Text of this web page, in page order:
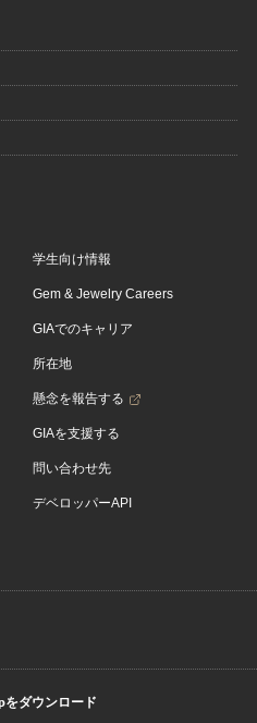
学生向け情報
Gem & Jewelry Careers
GIAでのキャリア
所在地
懸念を報告する
GIAを支援する
問い合わせ先
デベロッパーAPI
をダウンロード